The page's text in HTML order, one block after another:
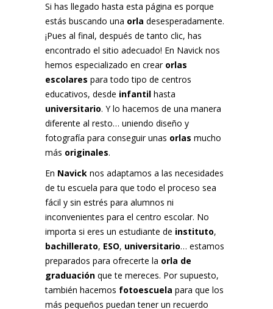
Si has llegado hasta esta página es porque
estás buscando una orla desesperadamente.
¡Pues al final, después de tanto clic, has
encontrado el sitio adecuado! En Navick nos
hemos especializado en crear orlas
escolares para todo tipo de centros
educativos, desde infantil hasta
universitario. Y lo hacemos de una manera
diferente al resto… uniendo diseño y
fotografía para conseguir unas orlas mucho
más originales.
En Navick nos adaptamos a las necesidades
de tu escuela para que todo el proceso sea
fácil y sin estrés para alumnos ni
inconvenientes para el centro escolar. No
importa si eres un estudiante de instituto,
bachillerato, ESO, universitario… estamos
preparados para ofrecerte la orla de
graduación que te mereces. Por supuesto,
también hacemos fotoescuela para que los
más pequeños puedan tener un recuerdo